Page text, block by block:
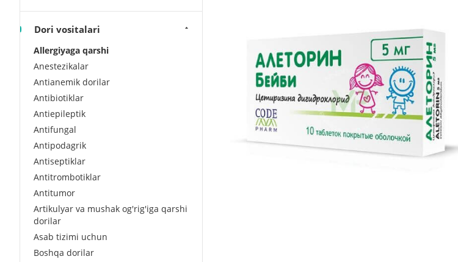
Dori vositalari
Allergiyaga qarshi
Anestezikalar
Antianemik dorilar
Antibiotiklar
Antiepileptik
Antifungal
Antipodagrik
Antiseptiklar
Antitrombotiklar
Antitumor
Artikulyar va mushak og'rig'iga qarshi
dorilar
Asab tizimi uchun
Boshqa dorilar